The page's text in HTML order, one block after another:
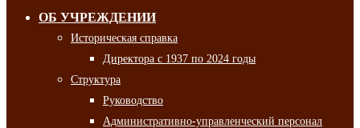
ОБ УЧРЕЖДЕНИИ
Историческая справка
Директора с 1937 по 2024 годы
Структура
Руководство
Административно-управленческий персонал